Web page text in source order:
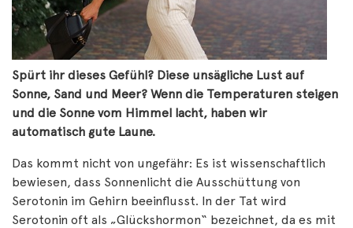
Spürt ihr dieses Gefühl? Diese unsägliche Lust auf
Sonne, Sand und Meer? Wenn die Temperaturen steigen
und die Sonne vom Himmel lacht, haben wir
automatisch gute Laune.
Das kommt nicht von ungefähr: Es ist wissenschaftlich
bewiesen, dass Sonnenlicht die Ausschüttung von
Serotonin im Gehirn beeinflusst. In der Tat wird
Serotonin oft als „Glückshormon“ bezeichnet, da es mit